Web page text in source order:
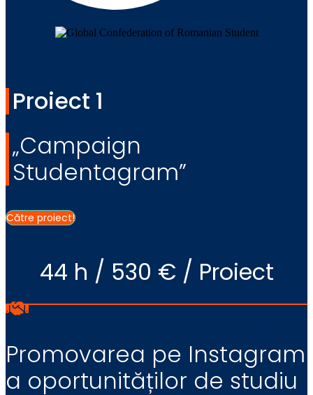
Proiect 1
„Campaign
Studentagram”
Către proiect!
44 h / 530 € / Proiect
Promovarea pe Instagram
a oportunităților de studiu